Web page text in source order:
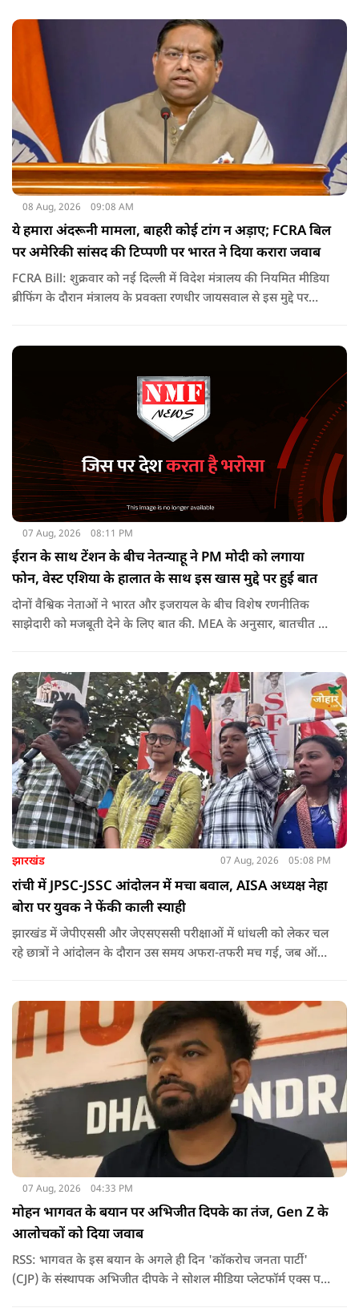
08 Aug, 2026 09:08 AM
ये हमारा अंदरूनी मामला, बाहरी कोई टांग न अड़ाए; FCRA बिल
पर अमेरिकी सांसद की टिप्पणी पर भारत ने दिया करारा जवाब
FCRA Bill: शुक्रवार को नई दिल्ली में विदेश मंत्रालय की नियमित मीडिया
ब्रीफिंग के दौरान मंत्रालय के प्रवक्ता रणधीर जायसवाल से इस मुद्दे पर
की संसद करती है.
07 Aug, 2026 08:11 PM
ईरान के साथ टेंशन के बीच नेतन्याहू ने PM मोदी को लगाया
फोन, वेस्ट एशिया के हालात के साथ इस खास मुद्दे पर हुई बात
दोनों वैश्विक नेताओं ने भारत और इजरायल के बीच विशेष रणनीतिक
साझेदारी को मजबूती देने के ल‍िए बात की. MEA के अनुसार, बातचीत की
झारखंड 07 Aug, 2026 05:08 PM
रांची में JPSC-JSSC आंदोलन में मचा बवाल, AISA अध्यक्ष नेहा
बोरा पर युवक ने फेंकी काली स्याही
झारखंड में जेपीएससी और जेएसएससी परीक्षाओं में धांधली को लेकर चल
रहे छात्रों ने आंदोलन के दौरान उस समय अफरा-तफरी मच गई, जब ऑल
07 Aug, 2026 04:33 PM
मोहन भागवत के बयान पर अभिजीत दिपके का तंज, Gen Z के
आलोचकों को दिया जवाब
RSS: भागवत के इस बयान के अगले ही दिन 'कॉकरोच जनता पार्टी'
(CJP) के संस्थापक अभिजीत दीपके ने सोशल मीडिया प्लेटफॉर्म एक्स पर